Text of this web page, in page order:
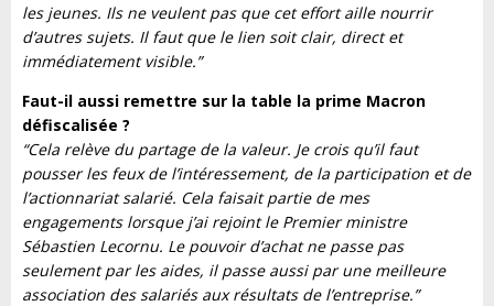
les jeunes. Ils ne veulent pas que cet effort aille nourrir
d’autres sujets. Il faut que le lien soit clair, direct et
immédiatement visible.”
Faut-il aussi remettre sur la table la prime Macron
défiscalisée ?
“Cela relève du partage de la valeur. Je crois qu’il faut
pousser les feux de l’intéressement, de la participation et de
l’actionnariat salarié. Cela faisait partie de mes
engagements lorsque j’ai rejoint le Premier ministre
Sébastien Lecornu. Le pouvoir d’achat ne passe pas
seulement par les aides, il passe aussi par une meilleure
association des salariés aux résultats de l’entreprise.”